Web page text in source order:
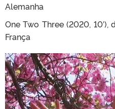
Alemanha
One Two Three (2020,
França